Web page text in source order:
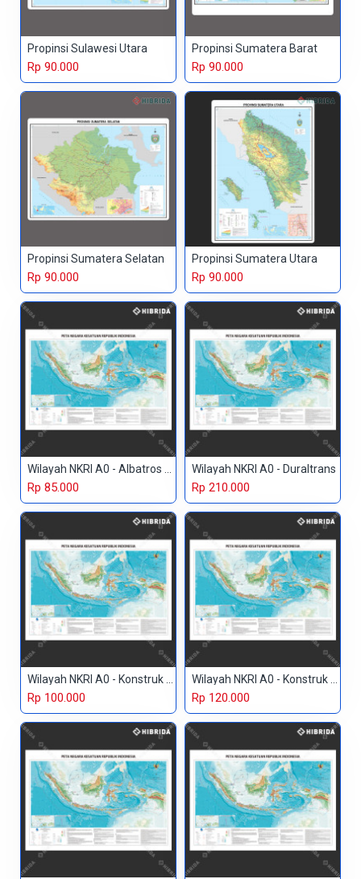
Propinsi Sulawesi Utara
Rp 90.000
Propinsi Sumatera Barat
Rp 90.000
Propinsi Sumatera Selatan
Rp 90.000
Propinsi Sumatera Utara
Rp 90.000
Wilayah NKRI A0 - Albatros Paper
Rp 85.000
Wilayah NKRI A0 - Duraltrans
Rp 210.000
Wilayah NKRI A0 - Konstruk Paper 150 gr
Rp 100.000
Wilayah NKRI A0 - Konstruk Paper 230 gr
Rp 120.000